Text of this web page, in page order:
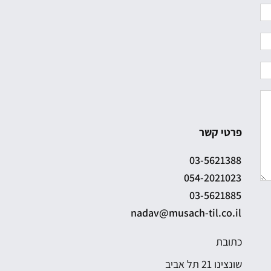
פרטי קשר
03-5621388
054-2021023
03-5621885
nadav@musach-til.co.il
כתובת
שונצינו 21 תל אביב